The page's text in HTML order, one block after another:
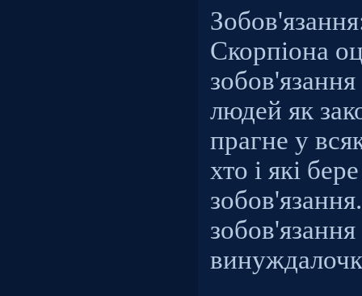
Скорпіона
людей як
прагне у
хто і які